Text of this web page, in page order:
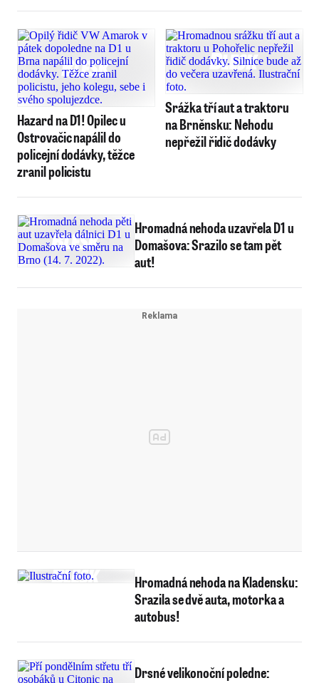
Hazard na D1! Opilec u
Ostrovačic napálil do
policejní dodávky, těžce
zranil policistu
Srážka tří aut a traktoru
na Brněnsku: Nehodu
nepřežil řidič dodávky
Hromadná nehoda uzavřela D1 u
Domašova: Srazilo se tam pět
aut!
Hromadná nehoda na Kladensku:
Srazila se dvě auta, motorka a
autobus!
Drsné velikonoční poledne: